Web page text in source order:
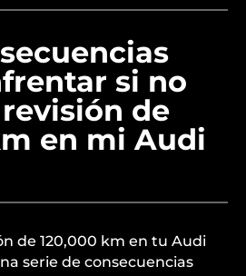
si no
de
en mi Audi
de 120,000 km en tu Audi
serie de consecuencias